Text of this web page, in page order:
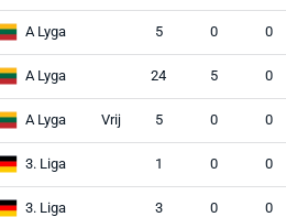
A Lyga 5 0 0
A Lyga 24 5 0
A Lyga Vrij 5 0 0
3. Liga 1 0 0
3. Liga 3 0 0